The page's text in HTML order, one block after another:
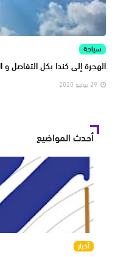
سياحة
الهجرة إلى كندا بكل التفاصل و
29 يوليو 2020
أحدث المواضيع
أخبار